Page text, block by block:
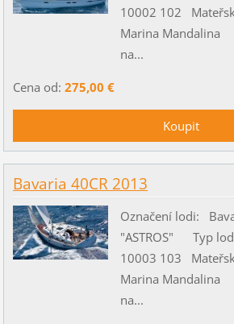
10002 102
Marina
na...
Cena od: 275,00 €
Bavaria 40CR 2013
Označení lodi:
"ASTROS" Typ
10003 103
Marina
na...